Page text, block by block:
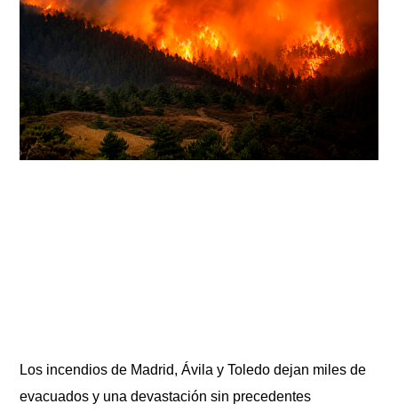
Los incendios de Madrid, Ávila y Toledo dejan miles de
evacuados y una devastación sin precedentes